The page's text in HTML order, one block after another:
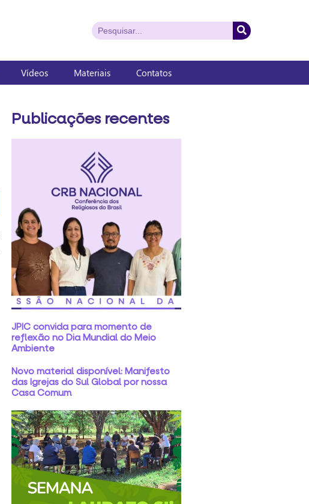
Vídeos Materiais Contatos
Publicações recentes
JPIC convida para momento de
reflexão no Dia Mundial do Meio
Ambiente
Novo material disponível: Manifesto
das Igrejas do Sul Global por nossa
Casa Comum